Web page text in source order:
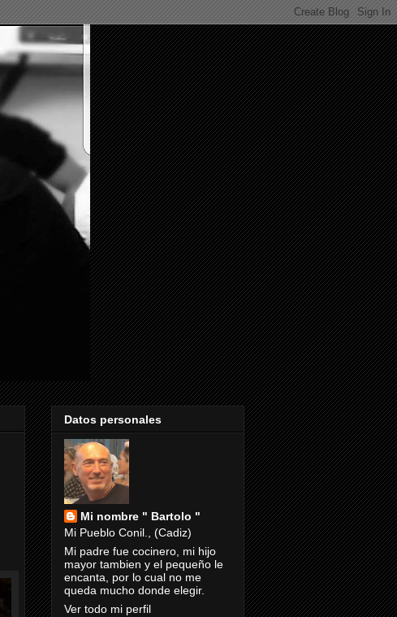
Datos personales
Mi nombre " Bartolo "
Mi Pueblo Conil., (Cadiz)
Mi padre fue cocinero, mi hijo
mayor tambien y el pequeño le
encanta, por lo cual no me
queda mucho donde elegir.
Ver todo mi perfil